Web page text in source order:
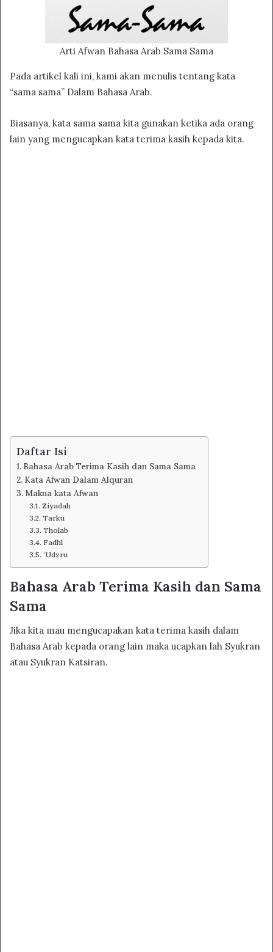
Arti Afwan Bahasa Arab Sama Sama
Pada artikel kali ini, kami akan menulis tentang kata
“sama sama” Dalam Bahasa Arab.
Biasanya, kata sama sama kita gunakan ketika ada orang
lain yang mengucapkan kata terima kasih kepada kita.
Daftar Isi
Bahasa Arab Terima Kasih dan Sama Sama
Kata Afwan Dalam Alquran
Makna kata Afwan
Ziyadah
Tarku
Tholab
Fadhl
‘Udzru
Bahasa Arab Terima Kasih dan Sama
Sama
Jika kita mau mengucapakan kata terima kasih dalam
Bahasa Arab kepada orang lain maka ucapkan lah Syukran
atau Syukran Katsiran.